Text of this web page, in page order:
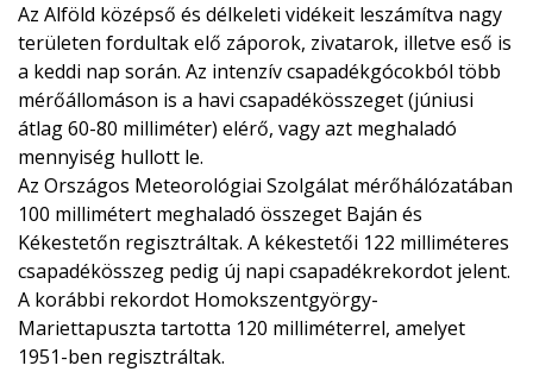
Az Alföld középső és délkeleti vidékeit leszámítva nagy
területen fordultak elő záporok, zivatarok, illetve eső is
a keddi nap során. Az intenzív csapadékgócokból több
mérőállomáson is a havi csapadékösszeget (júniusi
átlag 60-80 milliméter) elérő, vagy azt meghaladó
mennyiség hullott le.
Az Országos Meteorológiai Szolgálat mérőhálózatában
100 millimétert meghaladó összeget Baján és
Kékestetőn regisztráltak. A kékestetői 122 milliméteres
csapadékösszeg pedig új napi csapadékrekordot jelent.
A korábbi rekordot Homokszentgyörgy-
Mariettapuszta tartotta 120 milliméterrel, amelyet
1951-ben regisztráltak.